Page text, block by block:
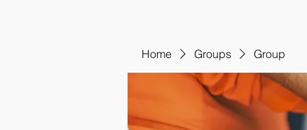
Home Groups Group